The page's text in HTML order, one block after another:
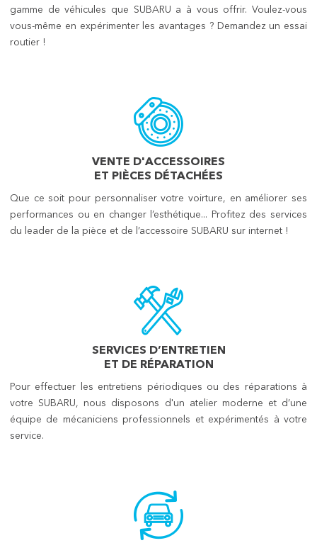
gamme de véhicules que SUBARU a à vous offrir. Voulez-vous
vous-même en expérimenter les avantages ? Demandez un essai
routier !
VENTE D'ACCESSOIRES
ET PIÈCES DÉTACHÉES
Que ce soit pour personnaliser votre voirture, en améliorer ses
performances ou en changer l’esthétique... Profitez des services
du leader de la pièce et de l’accessoire SUBARU sur internet !
SERVICES D’ENTRETIEN
ET DE RÉPARATION
Pour effectuer les entretiens périodiques ou des réparations à
votre SUBARU, nous disposons d'un atelier moderne et d’une
équipe de mécaniciens professionnels et expérimentés à votre
service.